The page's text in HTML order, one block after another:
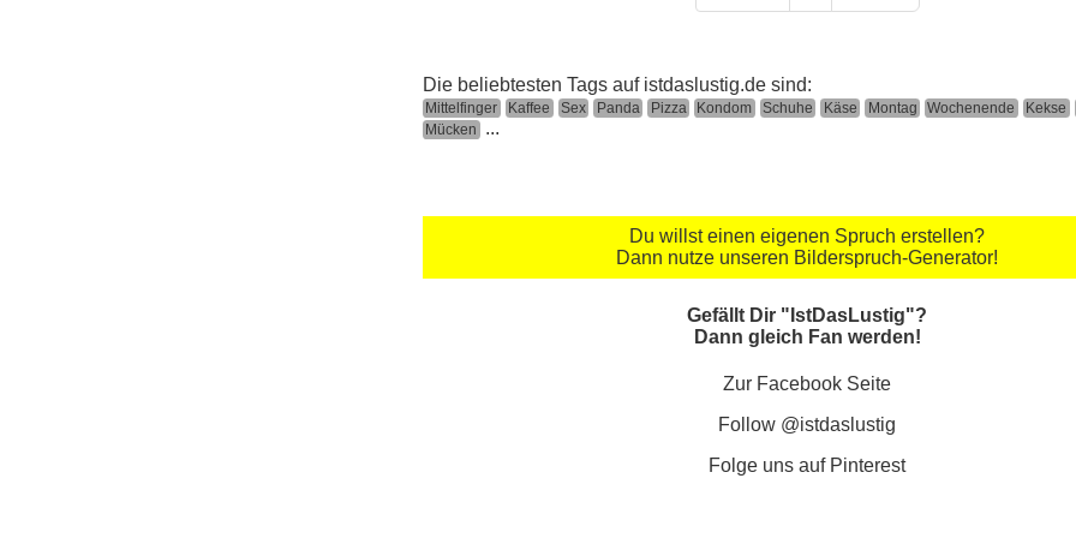
Die beliebtesten Tags auf istdaslustig.de sind:
Mittelfinger Kaffee Sex Panda Pizza Kondom Schuhe Käse Montag Wochenende Kekse
Mücken
...
Du willst einen eigenen Spruch erstellen?
Dann nutze unseren Bilderspruch-Generator!
Gefällt Dir "IstDasLustig"?
Dann gleich Fan werden!
Zur Facebook Seite
Follow @istdaslustig
Folge uns auf Pinterest